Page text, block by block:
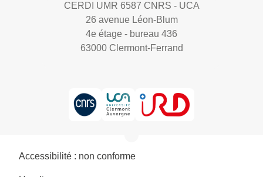
CERDI UMR 6587 CNRS - UCA
26 avenue Léon-Blum
4e étage - bureau 436
63000 Clermont-Ferrand
Accessibilité : non conforme